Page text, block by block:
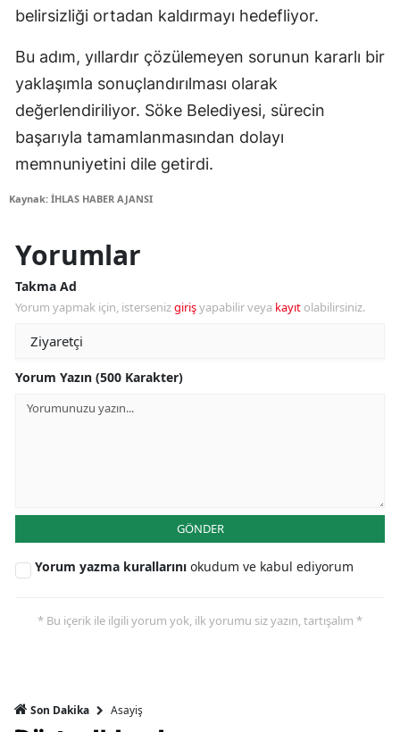
belirsizliği ortadan kaldırmayı hedefliyor.
Bu adım, yıllardır çözülemeyen sorunun kararlı bir
yaklaşımla sonuçlandırılması olarak
değerlendiriliyor. Söke Belediyesi, sürecin
başarıyla tamamlanmasından dolayı
memnuniyetini dile getirdi.
Kaynak: İHLAS HABER AJANSI
Yorumlar
Takma Ad
Yorum yapmak için, istersenizgirişyapabilir veya kayıt olabilirsiniz.
Yorum Yazın (500 Karakter)
GÖNDER
Yorum yazma kurallarını okudum ve kabul ediyorum
* Bu içerik ile ilgili yorum yok, ilk yorumu siz yazın, tartışalım *
Son Dakika Asayiş